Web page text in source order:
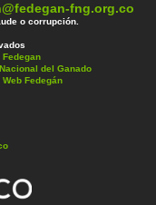
fng.org.co
o corrupción.
del Ganado
Fedegán